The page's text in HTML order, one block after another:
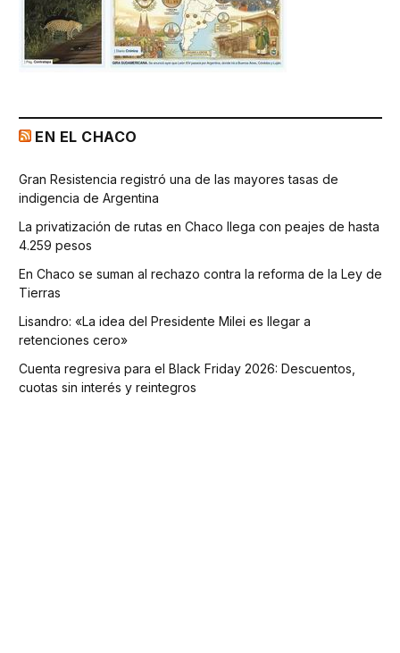
EN EL CHACO
Gran Resistencia registró una de las mayores tasas de
indigencia de Argentina
La privatización de rutas en Chaco llega con peajes de hasta
4.259 pesos
En Chaco se suman al rechazo contra la reforma de la Ley de
Tierras
Lisandro: «La idea del Presidente Milei es llegar a
retenciones cero»
Cuenta regresiva para el Black Friday 2026: Descuentos,
cuotas sin interés y reintegros